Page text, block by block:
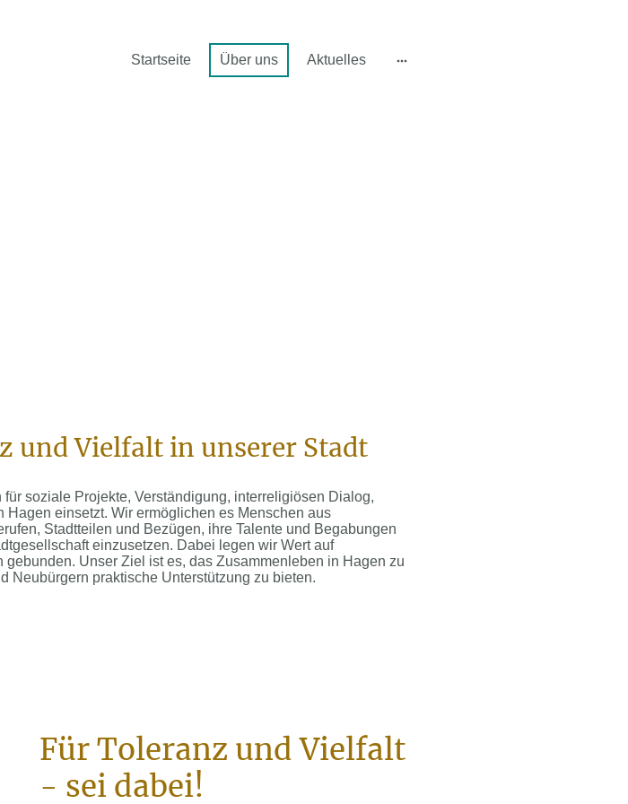
Startseite Über uns Aktuelles
und Vielfalt in unserer Stadt
soziale Projekte, Verständigung, interreligiösen Dialog,
einsetzt. Wir ermöglichen es Menschen aus
Stadtteilen und Bezügen, ihre Talente und Begabungen
einzusetzen. Dabei legen wir Wert auf
Unser Ziel ist es, das Zusammenleben in Hagen zu
Neubürgern praktische Unterstützung zu bieten.
Für Toleranz und Vielfalt
- sei dabei!